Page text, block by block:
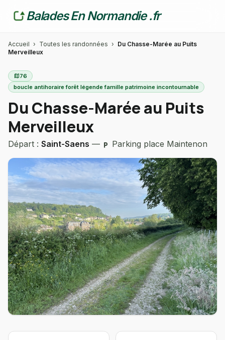
Balades En Normandie .fr
Accueil › Toutes les randonnées › Du Chasse-Marée au Puits
Merveilleux
map76
boucle antihoraire forêt légende famille patrimoine incontournable
Du Chasse-Marée au Puits
Merveilleux
Départ : Saint-Saens — local_parking Parking place Maintenon